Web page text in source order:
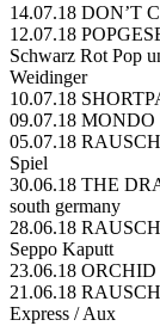
14.07.18 DON’T
12.07.18
Schwarz Rot Pop
Weidinger
10.07.18
09.07.18
05.07.18
Spiel
30.06.18 THE
south germany
28.06.18
Seppo Kaputt
23.06.18 ORCHID
21.06.18
Express / Aux